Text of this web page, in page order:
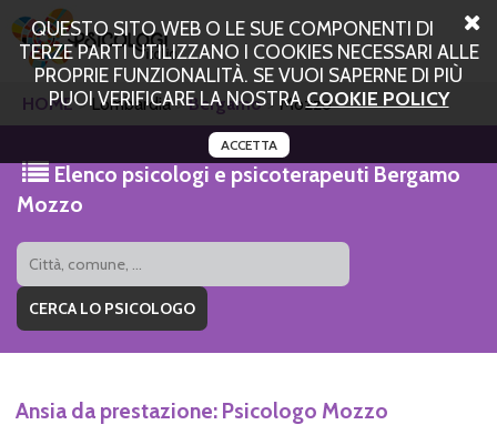
QUESTO SITO WEB O LE SUE COMPONENTI DI
TERZE PARTI UTILIZZANO I COOKIES NECESSARI ALLE
PROPRIE FUNZIONALITÀ. SE VUOI SAPERNE DI PIÙ
PUOI VERIFICARE LA NOSTRACOOKIE POLICY
ACCETTA
HOME Lombardia Bergamo Mozzo
Elenco psicologi e psicoterapeuti Bergamo
Mozzo
Ansia da prestazione: Psicologo Mozzo